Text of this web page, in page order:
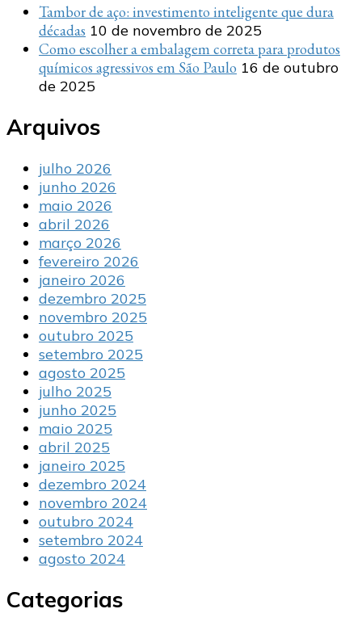
Tambor de aço: investimento inteligente que dura
décadas 10 de novembro de 2025
Como escolher a embalagem correta para produtos
químicos agressivos em São Paulo 16 de outubro
de 2025
Arquivos
julho 2026
junho 2026
maio 2026
abril 2026
março 2026
fevereiro 2026
janeiro 2026
dezembro 2025
novembro 2025
outubro 2025
setembro 2025
agosto 2025
julho 2025
junho 2025
maio 2025
abril 2025
janeiro 2025
dezembro 2024
novembro 2024
outubro 2024
setembro 2024
agosto 2024
Categorias